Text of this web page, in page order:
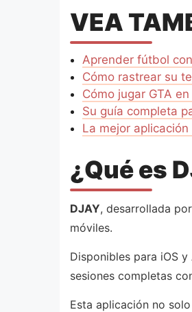
VEA
Aprender fútbol
Cómo rastrear su
Cómo jugar GTA
Su guía completa
La mejor
¿Qué es
DJAY, desarrollada
móviles.
Disponibles para iOS
sesiones completas
Esta aplicación no